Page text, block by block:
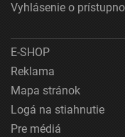
Vyhlásenie o
E-SHOP
Reklama
Mapa stránok
Logá na stiahnutie
Pre médiá